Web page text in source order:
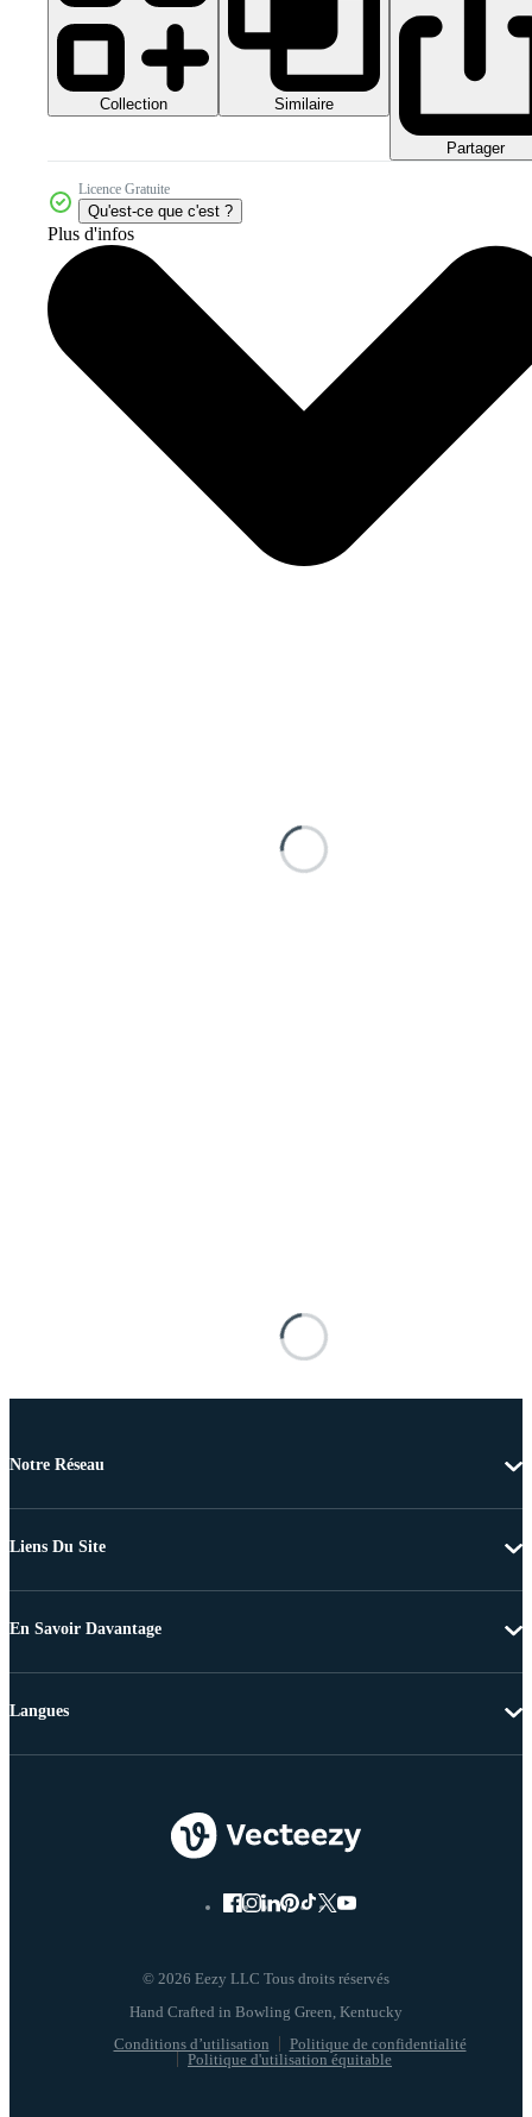
Collection Similaire
Partager
Licence Gratuite
Qu'est-ce que c'est ?
Plus d'infos
Notre Réseau
Liens Du Site
En Savoir Davantage
© 2026 Eezy LLC Tous droits réservés
Conditions d’utilisation
Politique de confidentialité
Politique d'utilisation équitable
Langues